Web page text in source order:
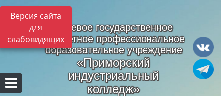
Версия сайта
для
слабовидящих
Краевое государственное
бюджетное профессиональное
образовательное учреждение
«Приморский
индустриальный
колледж»